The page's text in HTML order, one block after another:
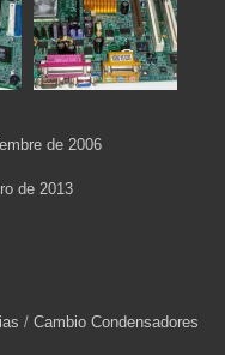
de 2006
de 2013
/ Cambio Condensadores